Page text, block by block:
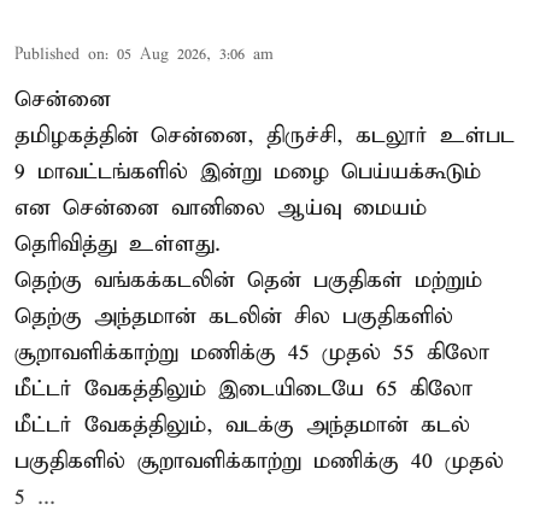
Published on: 05 Aug 2026, 3:06 am
சென்னை
தமிழகத்தின் சென்னை, திருச்சி, கடலூர் உள்பட
9 மாவட்டங்களில் இன்று மழை பெய்யக்கூடும்
என சென்னை வானிலை ஆய்வு மையம்
தெரிவித்து உள்ளது.
தெற்கு வங்கக்கடலின் தென் பகுதிகள் மற்றும்
தெற்கு அந்தமான் கடலின் சில பகுதிகளில்
சூறாவளிக்காற்று மணிக்கு 45 முதல் 55 கிலோ
மீட்டர் வேகத்திலும் இடையிடையே 65 கிலோ
மீட்டர் வேகத்திலும், வடக்கு அந்தமான் கடல்
பகுதிகளில் சூறாவளிக்காற்று மணிக்கு 40 முதல்
5 ...